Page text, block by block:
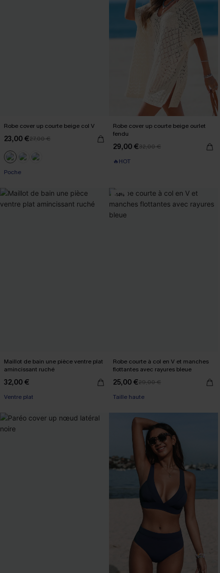
Robe cover up courte beige col V
23,00 €27,00 €
Poche
Robe cover up courte beige ourlet
fendu
29,00 €32,00 €
🔥HOT
Maillot de bain une pièce ventre plat
amincissant ruché
32,00 €
Ventre plat
-14%
Robe courte à col en V et manches
flottantes avec rayures bleue
25,00 €29,00 €
Taille haute